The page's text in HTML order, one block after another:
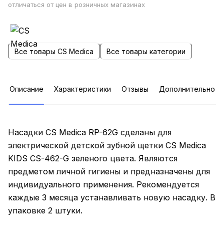
отличаться от цен в розничных магазинах
Все товары CS Medica Все товары категории
Описание Характеристики Отзывы Дополнительно
Насадки CS Medica RP-62G сделаны для
электрической детской зубной щетки CS Medica
KIDS CS-462-G зеленого цвета. Являются
предметом личной гигиены и предназначены для
индивидуального применения. Рекомендуется
каждые 3 месяца устанавливать новую насадку. В
упаковке 2 штуки.